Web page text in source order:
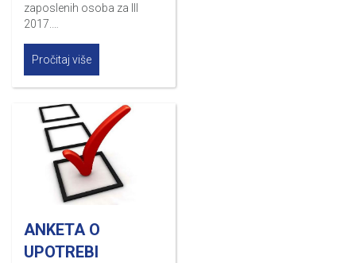
zaposlenih osoba za III
2017.…
Pročitaj više
ANKETA O
UPOTREBI